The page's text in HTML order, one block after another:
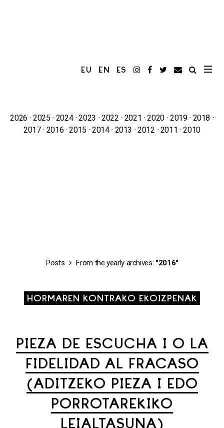
EU EN ES
2026 2025 2024 2023 2022 2021 2020 2019
2018
2017
2016 2015 2014 2013 2012 2011 2010
Posts From the yearly archives: "2016"
HORMAREN KONTRAKO EKOIZPENAK
PIEZA DE ESCUCHA I O LA
FIDELIDAD AL FRACASO
(ADITZEKO PIEZA I EDO
PORROTAREKIKO